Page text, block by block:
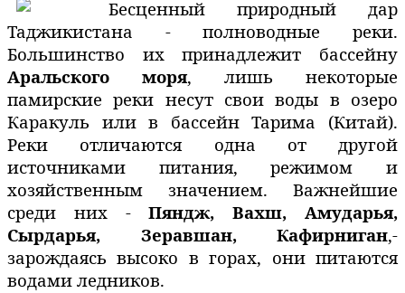
Бесценный природный дар
Таджикистана - полноводные реки.
Большинство их принадлежит бассейну
Аральского моря, лишь некоторые
памирские реки несут свои воды в озеро
Каракуль или в бассейн Тарима (Китай).
Реки отличаются одна от другой
источниками питания, режимом и
хозяйственным значением. Важнейшие
среди них -Пяндж, Вахш, Амударья,
Сырдарья, Зеравшан, Кафирниган,-
зарождаясь высоко в горах, они питаются
водами ледников.